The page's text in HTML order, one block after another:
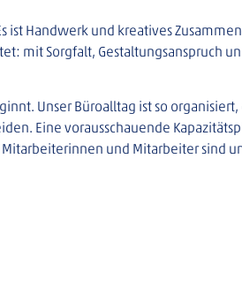
ist Handwerk und kreatives
mit Sorgfalt, Gestaltungsanspruch
Unser Büroalltag ist so
Eine vorausschauende
und Mitarbeiter sind